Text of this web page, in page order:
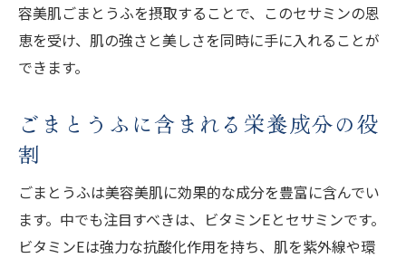
容美肌ごまとうふを摂取することで、このセサミンの恩
恵を受け、肌の強さと美しさを同時に手に入れることが
できます。
ごまとうふに含まれる栄養成分の役
割
ごまとうふは美容美肌に効果的な成分を豊富に含んでい
ます。中でも注目すべきは、ビタミンEとセサミンです。
ビタミンEは強力な抗酸化作用を持ち、肌を紫外線や環